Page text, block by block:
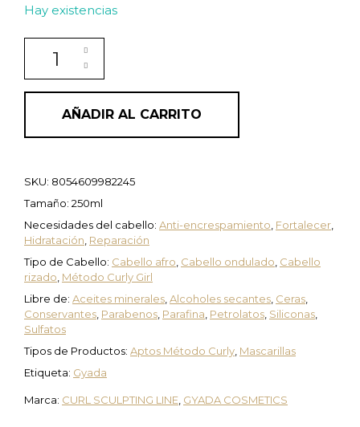
Hay existencias
Mascarilla Reestructurante para Cabello Rizado y
AÑADIR AL CARRITO
SKU: 8054609982245
Tamaño: 250ml
Necesidades del cabello: Anti-encrespamiento Fortalecer
Hidratación Reparación
Tipo de Cabello: Cabello afro Cabello ondulado Cabello
rizado Método Curly Girl
Libre de: Aceites minerales Alcoholes secantes Ceras
Conservantes Parabenos Parafina Petrolatos Siliconas
Sulfatos
Tipos de Productos: Aptos Método Curly Mascarillas
Etiqueta: Gyada
Marca: CURL SCULPTING LINE GYADA COSMETICS